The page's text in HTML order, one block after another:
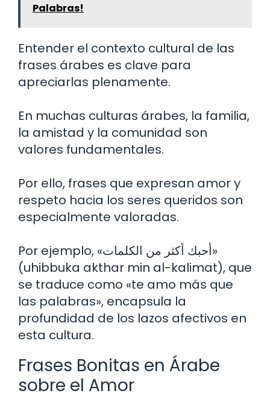
Palabras!
Entender el contexto cultural de las
frases árabes es clave para
apreciarlas plenamente.
En muchas culturas árabes, la familia,
la amistad y la comunidad son
valores fundamentales.
Por ello, frases que expresan amor y
respeto hacia los seres queridos son
especialmente valoradas.
Por ejemplo, «أحبك أكثر من الكلمات»
(uhibbuka akthar min al-kalimat), que
se traduce como «te amo más que
las palabras», encapsula la
profundidad de los lazos afectivos en
esta cultura.
Frases Bonitas en Árabe
sobre el Amor